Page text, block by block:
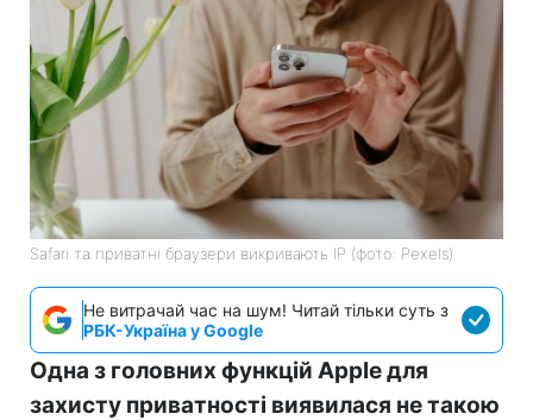
Safari та приватні браузери викривають IP (фото: Pexels)
Не витрачай час на шум! Читай тільки суть з
РБК-Україна у Google
Одна з головних функцій Apple для
захисту приватності виявилася не такою